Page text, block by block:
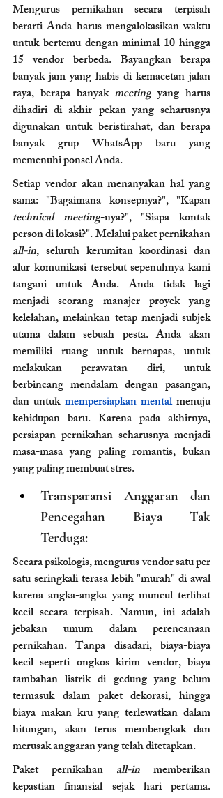
Mengurus pernikahan secara terpisah
berarti Anda harus mengalokasikan waktu
untuk bertemu dengan minimal 10 hingga
15 vendor berbeda. Bayangkan berapa
banyak jam yang habis di kemacetan jalan
raya, berapa banyak meeting yang harus
dihadiri di akhir pekan yang seharusnya
digunakan untuk beristirahat, dan berapa
banyak grup WhatsApp baru yang
memenuhi ponsel Anda.
Setiap vendor akan menanyakan hal yang
technical meeting-nya?", "Siapa kontak
all-in, seluruh kerumitan koordinasi dan
alur komunikasi tersebut sepenuhnya kami
tangani untuk Anda. Anda tidak lagi
menjadi seorang manajer proyek yang
kelelahan, melainkan tetap menjadi subjek
utama dalam sebuah pesta. Anda akan
memiliki ruang untuk bernapas, untuk
melakukan perawatan diri, untuk
berbincang mendalam dengan pasangan,
dan untuk mempersiapkan mental menuju
kehidupan baru. Karena pada akhirnya,
persiapan pernikahan seharusnya menjadi
masa-masa yang paling romantis, bukan
yang paling membuat stres.
Transparansi Anggaran dan
Pencegahan Biaya Tak
Terduga:
Secara psikologis, mengurus vendor satu per
satu seringkali terasa lebih "murah" di awal
karena angka-angka yang muncul terlihat
kecil secara terpisah. Namun, ini adalah
jebakan umum dalam perencanaan
pernikahan. Tanpa disadari, biaya-biaya
kecil seperti ongkos kirim vendor, biaya
tambahan listrik di gedung yang belum
termasuk dalam paket dekorasi, hingga
biaya makan kru yang terlewatkan dalam
hitungan, akan terus membengkak dan
merusak anggaran yang telah ditetapkan.
Paket pernikahan all-in memberikan
kepastian finansial sejak hari pertama.